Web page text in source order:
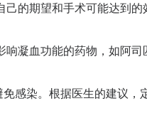
的期望和手术可能达到
凝血功能的药物，如阿司
感染。根据医生的建议，